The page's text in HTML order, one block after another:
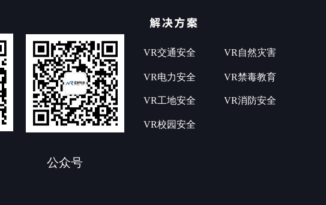
公众号
VR交通安全
VR电力安全
VR工地安全
VR校园安全
VR自然灾害
VR禁毒教育
VR消防安全